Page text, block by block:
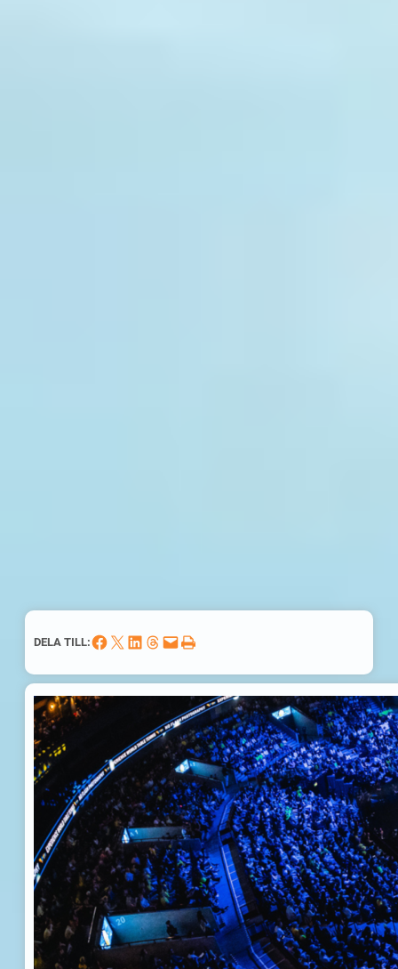
DELA TILL:Dela på Facebook Dela på X Dela på LinkedIn Dela på Threads Skicka denna sida med e-post Skriv ut denna sida